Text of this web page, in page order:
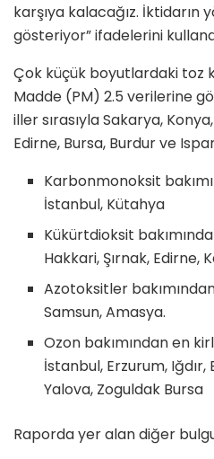
karşıya kalacağız. İktidarın
gösteriyor” ifadelerini
Çok küçük boyutlardaki toz
Madde (PM) 2.5 verilerine
iller sırasıyla Sakarya,
Edirne, Bursa, Burdur ve
Karbonmonoksit
İstanbul, Kütahya
Kükürtdioksit
Hakkari, Şırnak, Edirne,
Azotoksitler
Samsun, Amasya.
Ozon bakımından en
İstanbul, Erzurum, Iğdır,
Yalova, Zoguldak Bursa
Raporda yer alan diğer